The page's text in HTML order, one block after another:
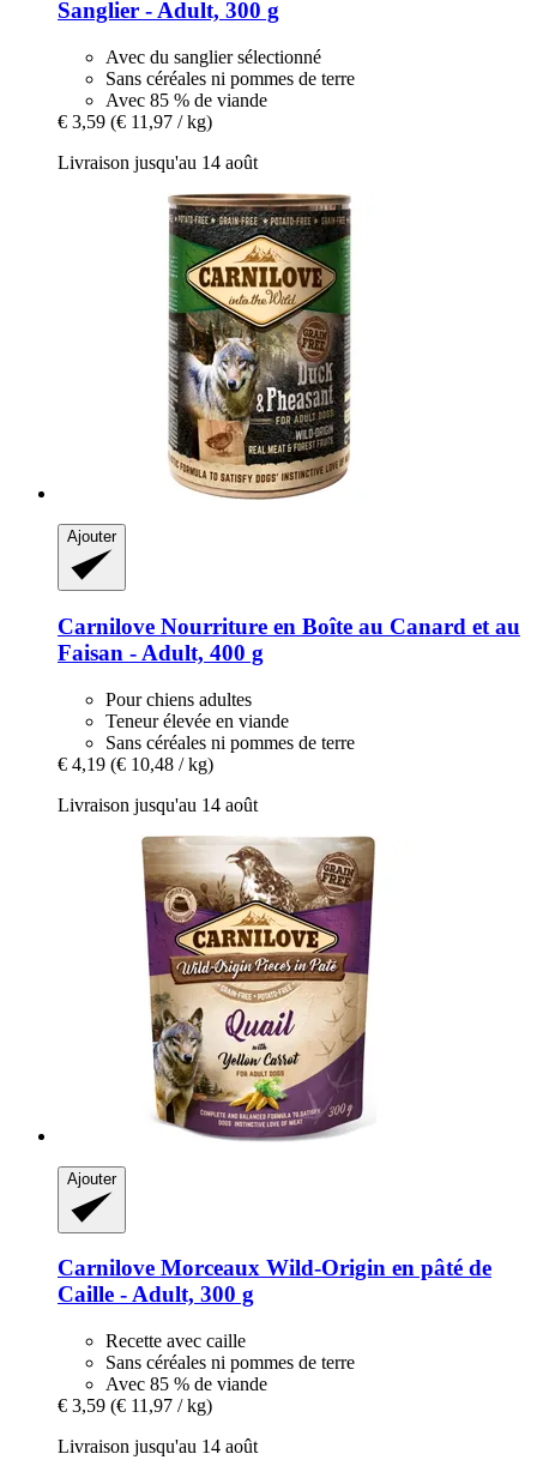
Sanglier -​ Adult, 300 g
Avec du sanglier sélectionné
Sans céréales ni pommes de terre
Avec 85 % de viande
€ 3,59 (€ 11,97 / kg)
Livraison jusqu'au 14 août
Ajouter
Carnilove Nourriture en Boîte au Canard et au
Faisan -​ Adult, 400 g
Pour chiens adultes
Teneur élevée en viande
Sans céréales ni pommes de terre
€ 4,19 (€ 10,48 / kg)
Livraison jusqu'au 14 août
Ajouter
Carnilove Morceaux Wild-​Origin en pâté de
Caille -​ Adult, 300 g
Recette avec caille
Sans céréales ni pommes de terre
Avec 85 % de viande
€ 3,59 (€ 11,97 / kg)
Livraison jusqu'au 14 août